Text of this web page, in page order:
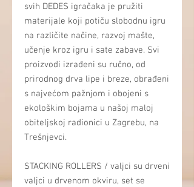
svih DEDES igračaka je pružiti
materijale koji potiču slobodnu igru
na različite načine, razvoj mašte,
učenje kroz igru i sate zabave. Svi
proizvodi izrađeni su ručno, od
prirodnog drva lipe i breze, obrađeni
s najvećom pažnjom i obojeni s
ekološkim bojama u našoj maloj
obiteljskoj radionici u Zagrebu, na
Trešnjevci.
STACKING ROLLERS / valjci su drveni
valjci u drvenom okviru, set se